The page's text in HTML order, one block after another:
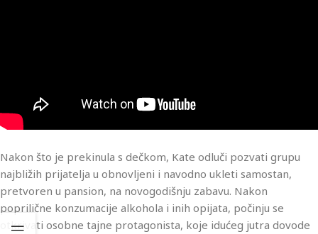
Nakon što je prekinula s dečkom, Kate odluči pozvati grupu
najbližih prijatelja u obnovljeni i navodno ukleti samostan,
pretvoren u pansion, na novogodišnju zabavu. Nakon
poprilične konzumacije alkohola i inih opijata, počinju se
otkrivati osobne tajne protagonista, koje idućeg jutra dovode